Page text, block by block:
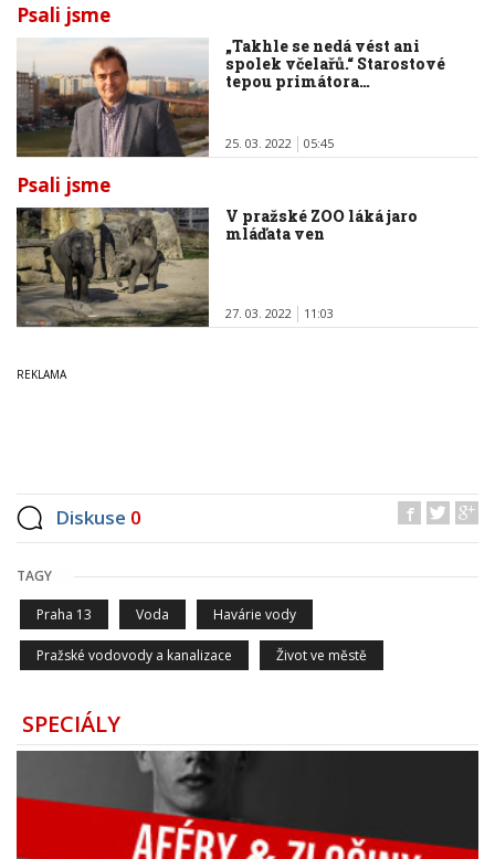
Psali jsme
„Takhle se nedá vést ani
spolek včelařů.“ Starostové
tepou primátora…
25. 03. 2022 05:45
Psali jsme
V pražské ZOO láká jaro
mláďata ven
27. 03. 2022 11:03
Diskuse 0
TAGY
Praha 13 Voda Havárie vody
Pražské vodovody a kanalizace Život ve městě
SPECIÁLY